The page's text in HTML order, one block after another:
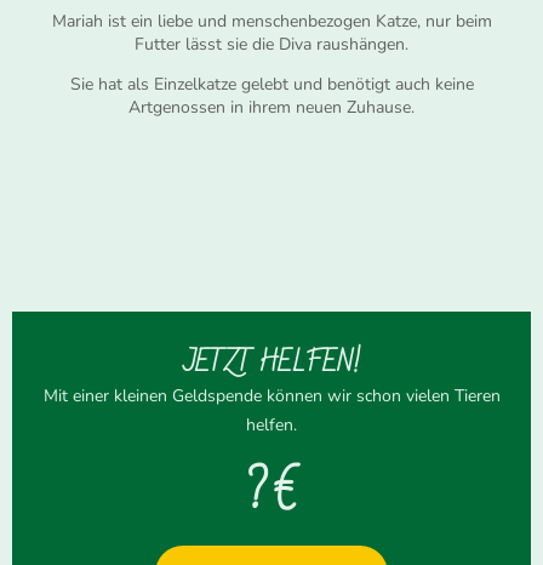
Mariah ist ein liebe und menschenbezogen Katze, nur beim
Futter lässt sie die Diva raushängen.
Sie hat als Einzelkatze gelebt und benötigt auch keine
Artgenossen in ihrem neuen Zuhause.
JETZT HELFEN!
Mit einer kleinen Geldspende können wir schon vielen Tieren
helfen.
? €